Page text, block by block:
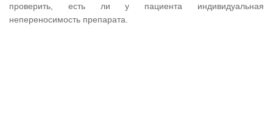
проверить, есть ли у пациента индивидуальная
непереносимость препарата.